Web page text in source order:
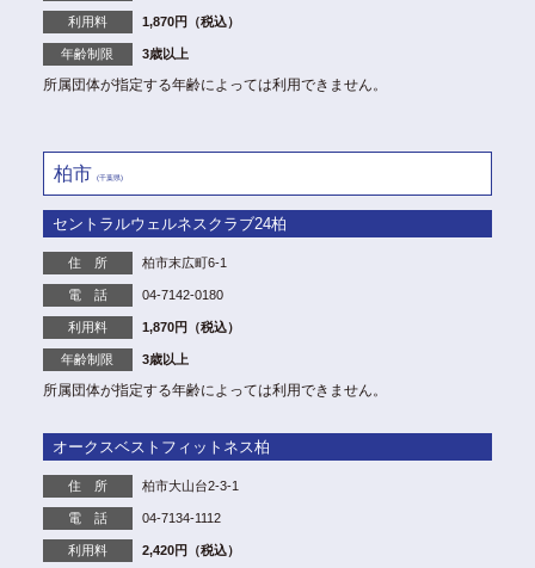
利用料 1,870円（税込）
年齢制限 3歳以上
所属団体が指定する年齢によっては利用できません。
柏市 (千葉県)
セントラルウェルネスクラブ24柏
住 所 柏市末広町6-1
電 話 04-7142-0180
利用料 1,870円（税込）
年齢制限 3歳以上
所属団体が指定する年齢によっては利用できません。
オークスベストフィットネス柏
住 所 柏市大山台2-3-1
電 話 04-7134-1112
利用料 2,420円（税込）